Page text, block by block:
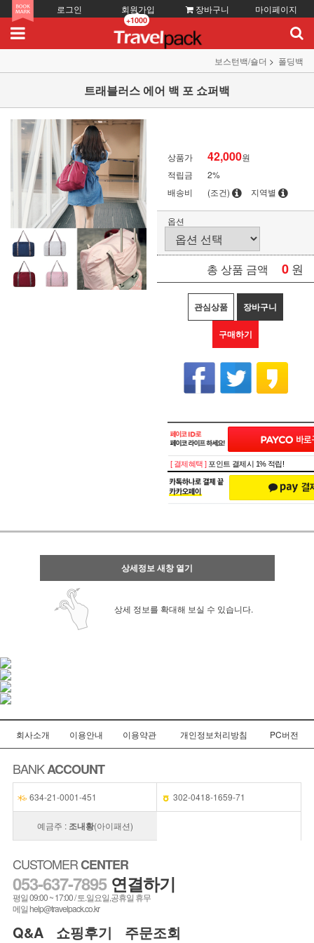
로그인 회원가입
+1000
장바구니 마이페이지
보스턴백/숄더 폴딩백
트래블러스 에어 백 포 쇼퍼백
상품가 42,000원
적립금
2%
배송비
(조건) 지역별
옵션
총 상품 금액 0 원
관심상품 장바구니
구매하기
PAYCO 바로
[ 결제혜택 ] 포인트 결제시 1% 적립!
상세정보 새창 열기
상세 정보를 확대해 보실 수 있습니다.
회사소개 이용안내 이용약관 개인정보처리방침 PC버전
BANKACCOUNT
634-21-0001-451 302-0418-1659-71
예금주 : 조내황(아이패션)
CUSTOMERCENTER
053-637-7895 연결하기
평일 09:00 ~ 17:00 / 토.일요일,공휴일 휴무
메일 help@travelpack.co.kr
Q&A 쇼핑후기 주문조회